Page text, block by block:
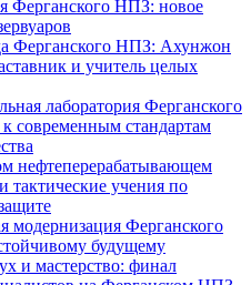
Ферганского НПЗ: новое
Ферганского НПЗ: Ахунжон
и учитель целых
лаборатория Ферганского
современным стандартам
нефтеперерабатывающем
тактические учения по
модернизация Ферганского
будущему
и мастерство: финал